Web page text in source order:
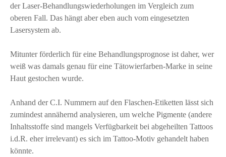
der Laser-Behandlungswiederholungen im Vergleich zum
oberen Fall. Das hängt aber eben auch vom eingesetzten
Lasersystem ab.
Mitunter förderlich für eine Behandlungsprognose ist daher, wer
weiß was damals genau für eine Tätowierfarben-Marke in seine
Haut gestochen wurde.
Anhand der C.I. Nummern auf den Flaschen-Etiketten lässt sich
zumindest annähernd analysieren, um welche Pigmente (andere
Inhaltsstoffe sind mangels Verfügbarkeit bei abgeheilten Tattoos
i.d.R. eher irrelevant) es sich im Tattoo-Motiv gehandelt haben
könnte.